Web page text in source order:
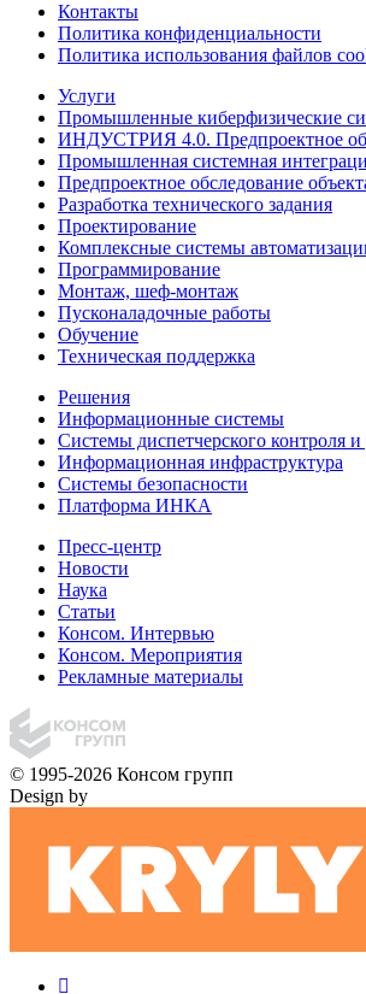
Контакты
Политика конфиденциальности
Политика использования файлов
Услуги
Промышленные киберфизические
ИНДУСТРИЯ 4.0. Предпроектное
Промышленная системная
Предпроектное обследование
Разработка технического задания
Проектирование
Комплексные системы
Программирование
Монтаж, шеф-монтаж
Пусконаладочные работы
Обучение
Техническая поддержка
Решения
Информационные системы
Системы диспетчерского контроля
Информационная инфраструктура
Системы безопасности
Платформа ИНКА
Пресс-центр
Новости
Наука
Статьи
Консом. Интервью
Консом. Мероприятия
Рекламные материалы
© 1995-2026 Консом групп
Design by